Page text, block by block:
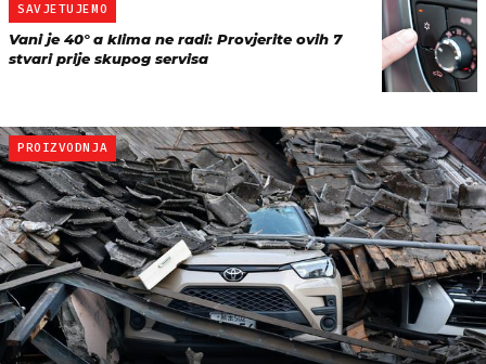
SAVJETUJEMO
Vani je 40° a klima ne radi: Provjerite ovih 7
stvari prije skupog servisa
PROIZVODNJA